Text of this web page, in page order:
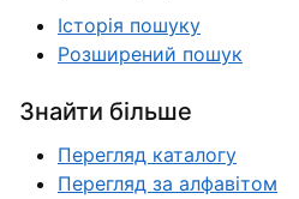
Історія пошуку
Розширений пошук
Знайти більше
Перегляд каталогу
Перегляд за алфавітом